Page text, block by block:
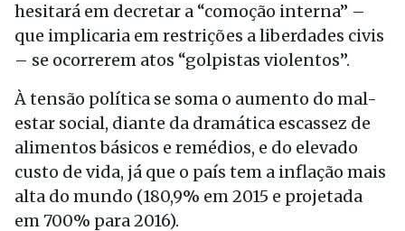
hesitará em decretar a “comoção interna” –
que implicaria em restrições a liberdades civis
– se ocorrerem atos “golpistas violentos”.
À tensão política se soma o aumento do mal-
estar social, diante da dramática escassez de
alimentos básicos e remédios, e do elevado
custo de vida, já que o país tem a inflação mais
alta do mundo (180,9% em 2015 e projetada
em 700% para 2016).